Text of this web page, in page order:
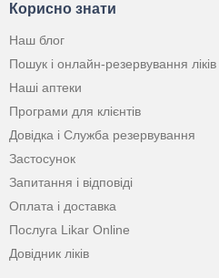
Корисно знати
Наш блог
Пошук і онлайн-резервування ліків
Наші аптеки
Програми для клієнтів
Довідка і Служба резервування
Застосунок
Запитання і відповіді
Оплата і доставка
Послуга Likar Online
Довідник ліків